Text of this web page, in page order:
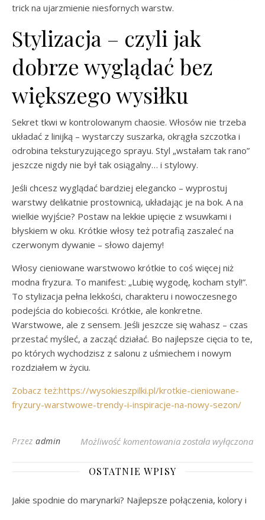
trick na ujarzmienie niesfornych warstw.
Stylizacja – czyli jak
dobrze wyglądać bez
większego wysiłku
Sekret tkwi w kontrolowanym chaosie. Włosów nie trzeba
układać z linijką – wystarczy suszarka, okrągła szczotka i
odrobina teksturyzującego sprayu. Styl „wstałam tak rano”
jeszcze nigdy nie był tak osiągalny… i stylowy.
Jeśli chcesz wyglądać bardziej elegancko – wyprostuj
warstwy delikatnie prostownicą, układając je na bok. A na
wielkie wyjście? Postaw na lekkie upięcie z wsuwkami i
błyskiem w oku. Krótkie włosy też potrafią zaszaleć na
czerwonym dywanie – słowo dajemy!
Włosy cieniowane warstwowo krótkie to coś więcej niż
modna fryzura. To manifest: „Lubię wygodę, kocham styl!”.
To stylizacja pełna lekkości, charakteru i nowoczesnego
podejścia do kobiecości. Krótkie, ale konkretne.
Warstwowe, ale z sensem. Jeśli jeszcze się wahasz – czas
przestać myśleć, a zacząć działać. Bo najlepsze cięcia to te,
po których wychodzisz z salonu z uśmiechem i nowym
rozdziałem w życiu.
Zobacz też:https://wysokieszpilki.pl/krotkie-cieniowane-
fryzury-warstwowe-trendy-i-inspiracje-na-nowy-sezon/
Przez admin Możliwość komentowania Krótkie Włosy
została wyłączona
OSTATNIE WPISY
Jakie spodnie do marynarki? Najlepsze połączenia, kolory i